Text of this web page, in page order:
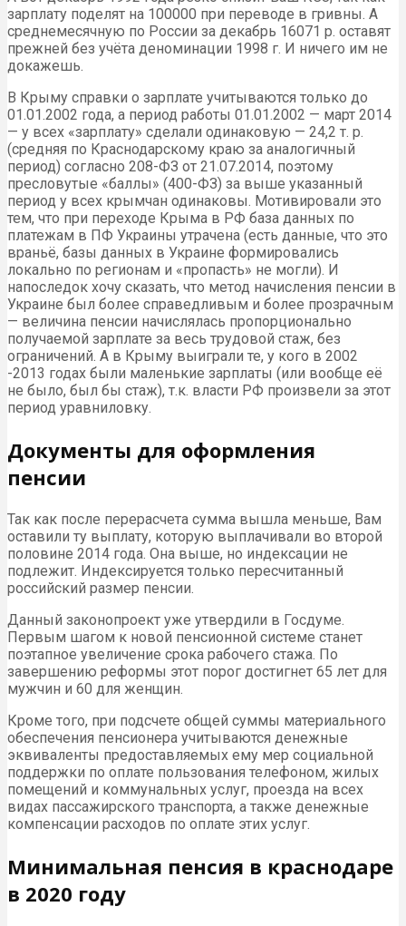
зарплату поделят на 100000 при переводе в гривны. А
среднемесячную по России за декабрь 16071 р. оставят
прежней без учёта деноминации 1998 г. И ничего им не
докажешь.
В Крыму справки о зарплате учитываются только до
01.01.2002 года, а период работы 01.01.2002 — март 2014
— у всех «зарплату» сделали одинаковую — 24,2 т. р.
(средняя по Краснодарскому краю за аналогичный
период) согласно 208-ФЗ от 21.07.2014, поэтому
пресловутые «баллы» (400-ФЗ) за выше указанный
период у всех крымчан одинаковы. Мотивировали это
тем, что при переходе Крыма в РФ база данных по
платежам в ПФ Украины утрачена (есть данные, что это
враньё, базы данных в Украине формировались
локально по регионам и «пропасть» не могли). И
напоследок хочу сказать, что метод начисления пенсии в
Украине был более справедливым и более прозрачным
— величина пенсии начислялась пропорционально
получаемой зарплате за весь трудовой стаж, без
ограничений. А в Крыму выиграли те, у кого в 2002
-2013 годах были маленькие зарплаты (или вообще её
не было, был бы стаж), т.к. власти РФ произвели за этот
период уравниловку.
Документы для оформления
пенсии
Так как после перерасчета сумма вышла меньше, Вам
оставили ту выплату, которую выплачивали во второй
половине 2014 года. Она выше, но индексации не
подлежит. Индексируется только пересчитанный
российский размер пенсии.
Данный законопроект уже утвердили в Госдуме.
Первым шагом к новой пенсионной системе станет
поэтапное увеличение срока рабочего стажа. По
завершению реформы этот порог достигнет 65 лет для
мужчин и 60 для женщин.
Кроме того, при подсчете общей суммы материального
обеспечения пенсионера учитываются денежные
эквиваленты предоставляемых ему мер социальной
поддержки по оплате пользования телефоном, жилых
помещений и коммунальных услуг, проезда на всех
видах пассажирского транспорта, а также денежные
компенсации расходов по оплате этих услуг.
Минимальная пенсия в краснодаре
в 2020 году